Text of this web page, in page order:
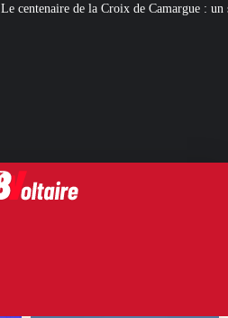
un symbole et un signe d’appartenance